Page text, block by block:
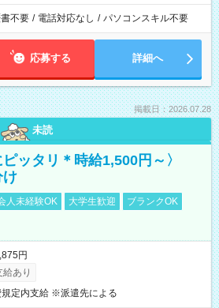
不要 / 電話対応なし / パソコンスキル不要
応募する 詳細へ
掲載日：2026.07.28
未読
ッタリ＊時給1,500円～〉
け
人未経験OK 大学生歓迎
ブランクOK
円
あり
規定内支給 ※派遣先による